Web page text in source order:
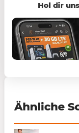
Hol dir
Ähnliche